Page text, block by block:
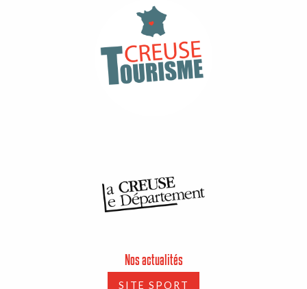
Nos actualités
SITE SPORT